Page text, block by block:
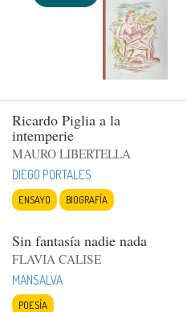
Ricardo Piglia a la
intemperie
MAURO LIBERTELLA
DIEGO PORTALES
ENSAYO BIOGRAFÍA
Sin fantasía nadie nada
FLAVIA CALISE
MANSALVA
POESÍA